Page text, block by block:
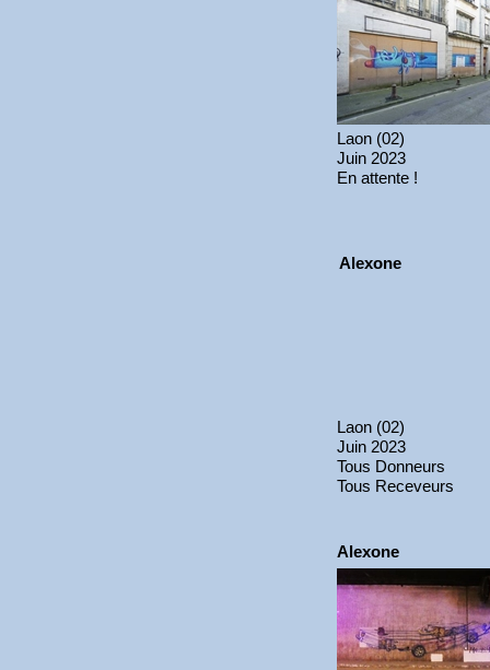
Laon (02)
Juin 2023
En attente !
Alexone
Laon (02)
Juin 2023
Tous Donneurs
Tous Receveurs
Alexone